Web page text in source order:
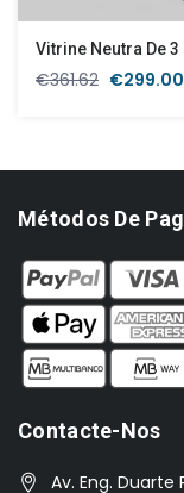
Vitrine Neutra De
€361.62 O
€299.00
Métodos De
Contacte-Nos
Av. Eng. Duarte